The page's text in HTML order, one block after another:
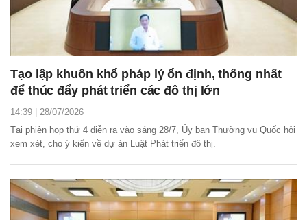
Tạo lập khuôn khổ pháp lý ổn định, thống nhất
để thúc đẩy phát triển các đô thị lớn
14:39 | 28/07/2026
Tại phiên họp thứ 4 diễn ra vào sáng 28/7, Ủy ban Thường vụ Quốc hội
xem xét, cho ý kiến về dự án Luật Phát triển đô thị.